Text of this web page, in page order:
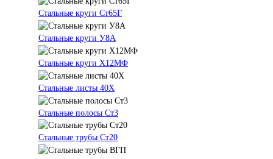
Стальные круги Ст65Г
Стальные круги У8А
Стальные круги Х12МФ
Стальные листы 40Х
Стальные полосы Ст3
Стальные трубы Ст20